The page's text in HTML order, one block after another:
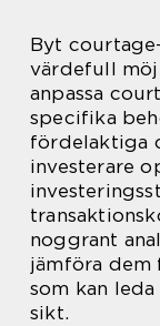
Byt
värdefull
anpassa
specifika
fördelaktiga
investerare
noggrant
jämföra
som kan
sikt.